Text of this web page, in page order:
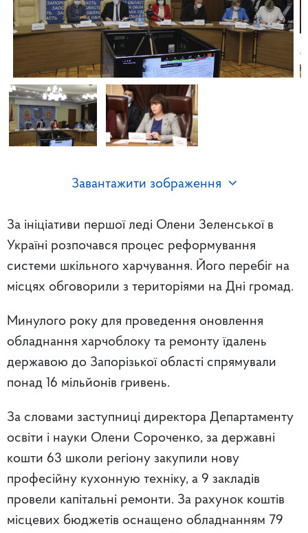
Завантажити зображення
За ініціативи першої леді Олени Зеленської в
Україні розпочався процес реформування
системи шкільного харчування. Його перебіг на
місцях обговорили з територіями на Дні громад.
Минулого року для проведення оновлення
обладнання харчоблоку та ремонту їдалень
державою до Запорізької області спрямували
понад 16 мільйонів гривень.
За словами заступниці директора Департаменту
освіти і науки Олени Сороченко, за державні
кошти 63 школи регіону закупили нову
професійну кухонную техніку, а 9 закладів
провели капітальні ремонти. За рахунок коштів
місцевих бюджетів оснащено обладнанням 79